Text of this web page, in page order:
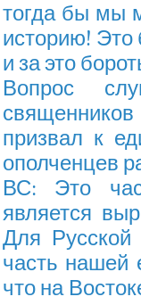
тогда бы мы
историю! Это
и за это
Вопрос
призвал к
ополченцев
ВС: Это
является
Для Русской
часть нашей
что на